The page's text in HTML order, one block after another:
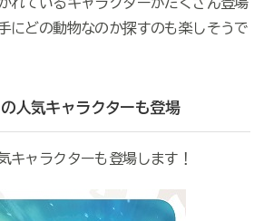
にどの動物なのか探すのも楽しそうで
の人気キャラクターも登場
ャラクターも登場します！